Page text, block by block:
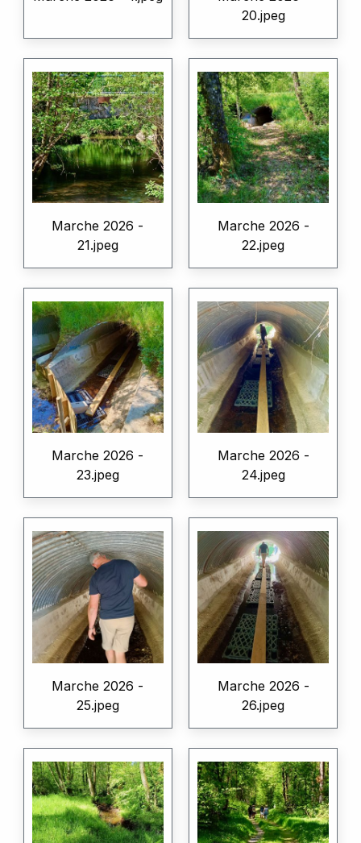
20.jpeg
Marche 2026 -
21.jpeg
Marche 2026 -
22.jpeg
Marche 2026 -
23.jpeg
Marche 2026 -
24.jpeg
Marche 2026 -
25.jpeg
Marche 2026 -
26.jpeg